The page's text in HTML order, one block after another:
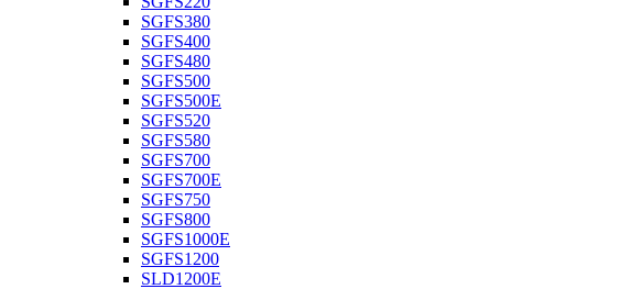
SGFS380
SGFS400
SGFS480
SGFS500
SGFS500E
SGFS520
SGFS580
SGFS700
SGFS700E
SGFS750
SGFS800
SGFS1000E
SGFS1200
SLD1200E